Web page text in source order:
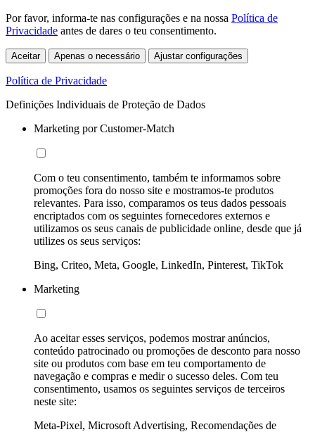
Por favor, informa-te nas configurações e na nossa Política de
Privacidade antes de dares o teu consentimento.
Aceitar Apenas o necessário Ajustar configurações
Política de Privacidade
Definições Individuais de Proteção de Dados
Marketing por Customer-Match
Com o teu consentimento, também te informamos sobre
promoções fora do nosso site e mostramos-te produtos
relevantes. Para isso, comparamos os teus dados pessoais
encriptados com os seguintes fornecedores externos e
utilizamos os seus canais de publicidade online, desde que já
utilizes os seus serviços:
Bing, Criteo, Meta, Google, LinkedIn, Pinterest, TikTok
Marketing
Ao aceitar esses serviços, podemos mostrar anúncios,
conteúdo patrocinado ou promoções de desconto para nosso
site ou produtos com base em teu comportamento de
navegação e compras e medir o sucesso deles. Com teu
consentimento, usamos os seguintes serviços de terceiros
neste site:
Meta-Pixel, Microsoft Advertising, Recomendações de